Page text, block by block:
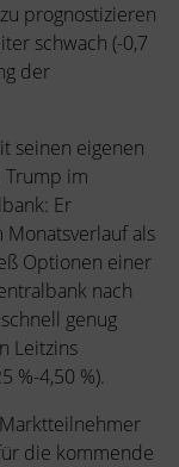
prognostizieren
schwach (-0,7
der
seinen eigenen
Trump im
Er
Monatsverlauf als
Optionen einer
nach
genug
Leitzins
%-4,50 %).
die kommende